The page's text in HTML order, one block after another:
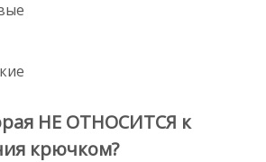
НЕ ОТНОСИТСЯ к
крючком?